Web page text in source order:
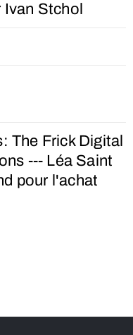
Stchol
The Frick Digital
--- Léa Saint
pour l'achat